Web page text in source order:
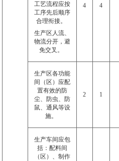
工艺流程应按
工序先后顺序
合理衔接。
生产区人流、
物流分开，避
免交叉。
4 4
生产区各功能
间（区）应配
置有效的防
尘、防虫、防
鼠、通风等设
施。
2 1
生产车间应包
括：配料间
（区）、制作